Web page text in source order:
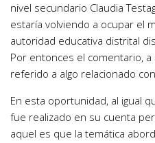
nivel secundario Claudia
estaría volviendo a ocupar el
autoridad educativa distrital
Por entonces el comentario,
referido a algo relacionado
En esta oportunidad, al igual
fue realizado en su cuenta
aquel es que la temática